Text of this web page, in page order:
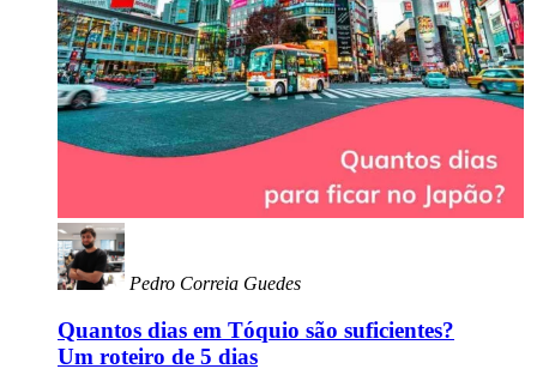
Pedro Correia Guedes
Quantos dias em Tóquio são suficientes?
Um roteiro de 5 dias